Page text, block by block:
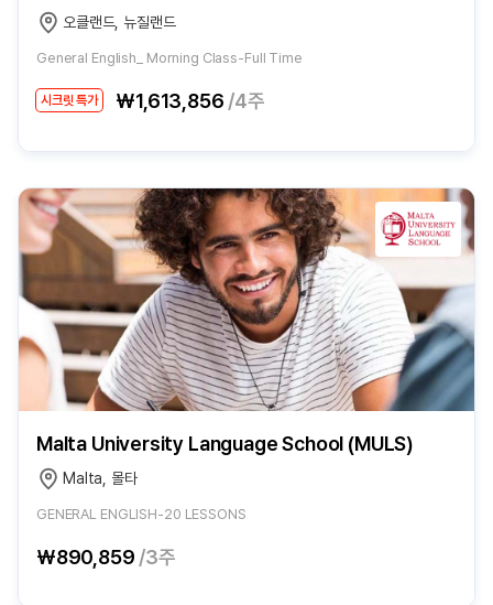
오클랜드, 뉴질랜드
General English_ Morning Class-Full Time
시크릿 특가 ₩1,613,856 /4주
Malta University Language School (MULS)
Malta, 몰타
GENERAL ENGLISH-20 LESSONS
₩890,859 /3주